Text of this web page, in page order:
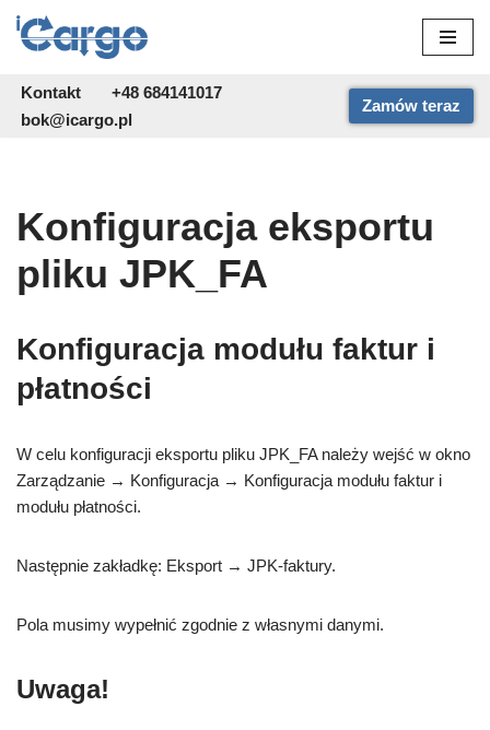
do
treści
Kontakt
+48 684141017
bok@icargo.pl
Zamów teraz
Konfiguracja eksportu
pliku JPK_FA
Konfiguracja modułu faktur i
płatności
W celu konfiguracji eksportu pliku JPK_FA należy wejść w okno
Zarządzanie → Konfiguracja → Konfiguracja modułu faktur i
modułu płatności.
Następnie zakładkę: Eksport → JPK-faktury.
Pola musimy wypełnić zgodnie z własnymi danymi.
Uwaga!